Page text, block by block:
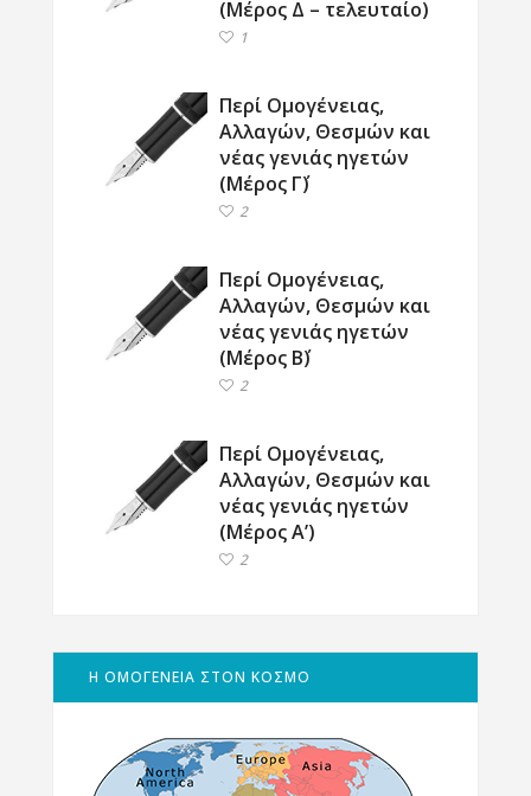
(Μέρος Δ – τελευταίο)
1
Περί Ομογένειας,
Αλλαγών, Θεσμών και
νέας γενιάς ηγετών
(Μέρος Γ΄)
2
Περί Ομογένειας,
Αλλαγών, Θεσμών και
νέας γενιάς ηγετών
(Μέρος Β΄)
2
Περί Ομογένειας,
Αλλαγών, Θεσμών και
νέας γενιάς ηγετών
(Μέρος Α’)
2
Η ΟΜΟΓΕΝΕΙΑ ΣΤΟΝ ΚΟΣΜΟ